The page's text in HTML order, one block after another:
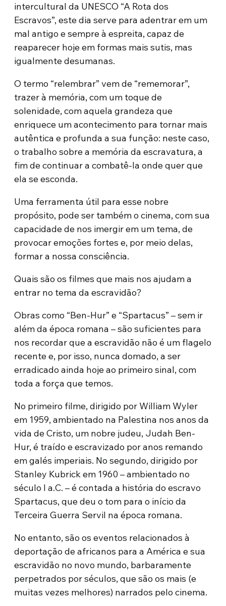
intercultural da UNESCO “A Rota dos
Escravos”, este dia serve para adentrar em um
mal antigo e sempre à espreita, capaz de
reaparecer hoje em formas mais sutis, mas
igualmente desumanas.
O termo “relembrar” vem de “rememorar”,
trazer à memória, com um toque de
solenidade, com aquela grandeza que
enriquece um acontecimento para tornar mais
autêntica e profunda a sua função: neste caso,
o trabalho sobre a memória da escravatura, a
fim de continuar a combatê-la onde quer que
ela se esconda.
Uma ferramenta útil para esse nobre
propósito, pode ser também o cinema, com sua
capacidade de nos imergir em um tema, de
provocar emoções fortes e, por meio delas,
formar a nossa consciência.
Quais são os filmes que mais nos ajudam a
entrar no tema da escravidão?
Obras como “Ben-Hur” e “Spartacus” – sem ir
além da época romana – são suficientes para
nos recordar que a escravidão não é um flagelo
recente e, por isso, nunca domado, a ser
erradicado ainda hoje ao primeiro sinal, com
toda a força que temos.
No primeiro filme, dirigido por William Wyler
em 1959, ambientado na Palestina nos anos da
vida de Cristo, um nobre judeu, Judah Ben-
Hur, é traído e escravizado por anos remando
em galés imperiais. No segundo, dirigido por
Stanley Kubrick em 1960 – ambientado no
século I a.C. – é contada a história do escravo
Spartacus, que deu o tom para o início da
Terceira Guerra Servil na época romana.
No entanto, são os eventos relacionados à
deportação de africanos para a América e sua
escravidão no novo mundo, barbaramente
perpetrados por séculos, que são os mais (e
muitas vezes melhores) narrados pelo cinema.